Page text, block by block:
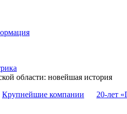
области: новейшая история
Крупнейшие компании 20-лет